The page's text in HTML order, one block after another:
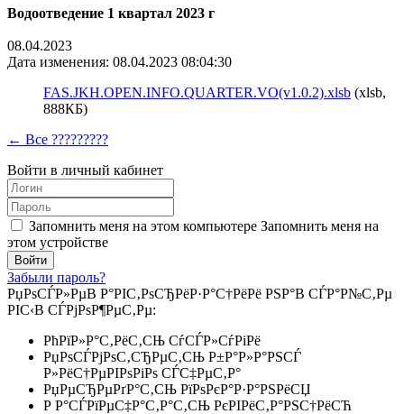
Водоотведение 1 квартал 2023 г
08.04.2023
Дата изменения: 08.04.2023 08:04:30
FAS.JKH.OPEN.INFO.QUARTER.VO(v1.0.2).xlsb (xlsb,
888КБ)
← Все ?????????
Войти в личный кабинет
Запомнить меня на этом компьютере Запомнить меня на
этом устройстве
Забыли пароль?
РџРѕСЃР»РµВ Р°РІС‚РѕСЂРёР·Р°С†РёРё РЅР°В СЃР°Р№С‚Рµ
РІС‹В СЃРјРѕР¶РµС‚Рµ:
РћРїР»Р°С‚РёС‚СЊ СѓСЃР»СѓРіРё
РџРѕСЃРјРѕС‚СЂРµС‚СЊ Р±Р°Р»Р°РЅСЃ
Р»РёС†РµРІРѕРіРѕ СЃС‡РµС‚Р°
РџРµСЂРµРґР°С‚СЊ РїРѕРєР°Р·Р°РЅРёСЏ
Р Р°СЃРїРµС‡Р°С‚Р°С‚СЊ РєРІРёС‚Р°РЅС†РёСЋ